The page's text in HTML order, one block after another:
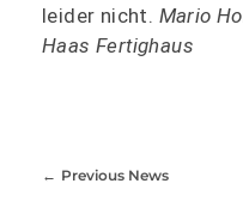
leider nicht. Mario
Haas Fertighaus
Previous News